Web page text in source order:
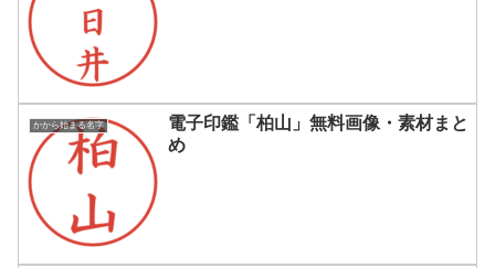
かから始まる名字
電子印鑑「柏山」無料画像・素材まと
め